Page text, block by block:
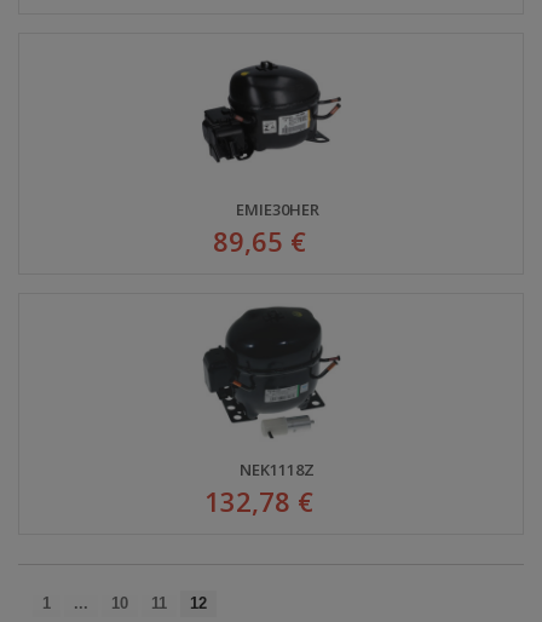
EMIE30HER
89,65 €
NEK1118Z
132,78 €
1 ... 10 11 12